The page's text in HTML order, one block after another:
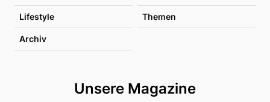
Lifestyle Themen
Archiv
Unsere Magazine